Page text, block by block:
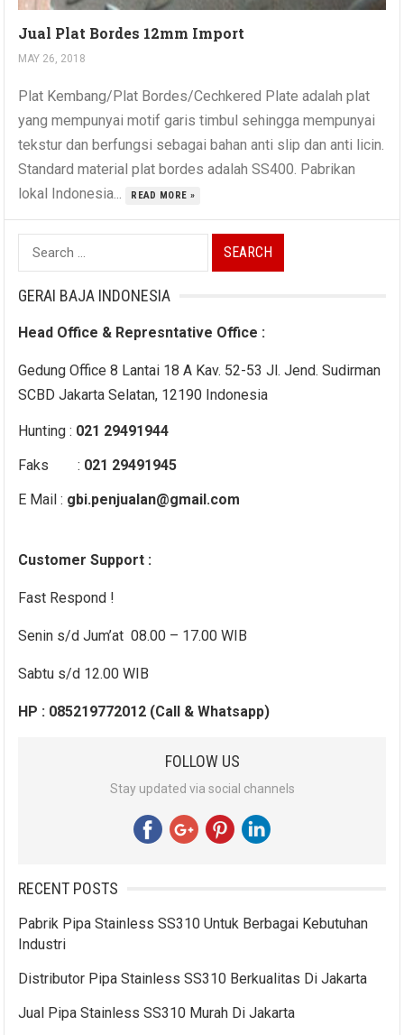
Jual Plat Bordes 12mm Import
MAY 26, 2018
Plat Kembang/Plat Bordes/Cechkered Plate adalah plat
yang mempunyai motif garis timbul sehingga mempunyai
tekstur dan berfungsi sebagai bahan anti slip dan anti licin.
Standard material plat bordes adalah SS400. Pabrikan
lokal Indonesia...
READ MORE »
Search
for:
GERAI BAJA INDONESIA
Head Office & Represntative Office :
Gedung Office 8 Lantai 18 A Kav. 52-53 Jl. Jend. Sudirman
SCBD Jakarta Selatan, 12190 Indonesia
Hunting : 021 29491944
Faks : 021 29491945
E Mail : gbi.penjualan@gmail.com
Customer Support :
Fast Respond !
Senin s/d Jum’at 08.00 – 17.00 WIB
Sabtu s/d 12.00 WIB
HP : 085219772012 (Call & Whatsapp)
FOLLOW US
Stay updated via social channels
RECENT POSTS
Pabrik Pipa Stainless SS310 Untuk Berbagai Kebutuhan
Industri
Distributor Pipa Stainless SS310 Berkualitas Di Jakarta
Jual Pipa Stainless SS310 Murah Di Jakarta